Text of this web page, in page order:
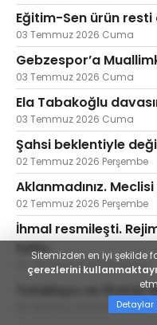
Eğitim-Sen ürün
03 Temmuz 2026 Cuma
Gebzespor’a
03 Temmuz 2026 Cuma
Ela Tabakoğlu
03 Temmuz 2026 Cuma
Şahsi beklentiyle
02 Temmuz 2026 Perşembe
Aklanmadınız.
02 Temmuz 2026 Perşembe
İhmal resmileşti.
tuttu
02 Temmuz 2026 Perşembe
Tutukluyu ve firariyi
02 Temmuz 2026 Perşembe
Sitemizden en iyi şekilde
çerezlerini
Detaylar